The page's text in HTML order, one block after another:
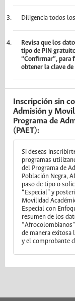
Diligencia todos
Revisa que los
tipo de PIN
“Confirmar”, para
obtener la clave
Inscripción sin
Admisión y
Programa de
(PAET):
Si deseas
programas
del Programa de
Población Negra,
paso de tipo o
“Especial” y
Movilidad
Especial con
resumen de los
de manera exitosa
y el comprobante